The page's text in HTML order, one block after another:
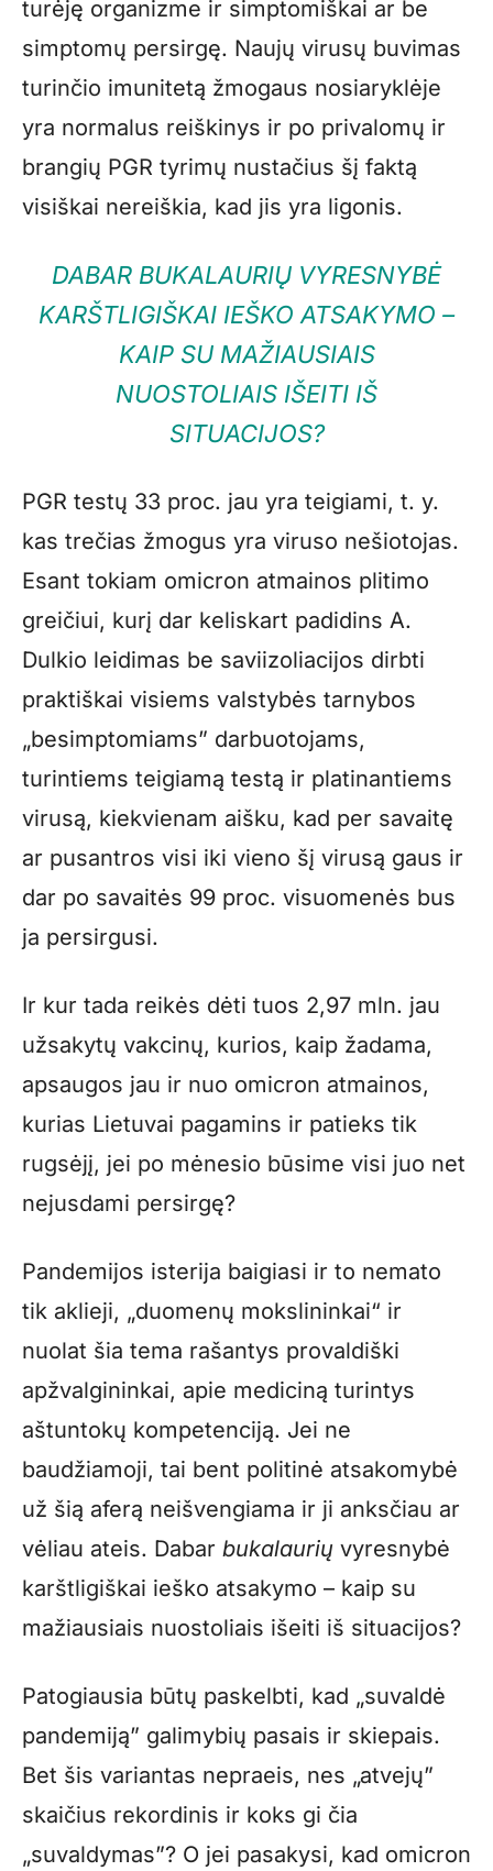
turėję organizme ir simptomiškai ar be
simptomų persirgę. Naujų virusų buvimas
turinčio imunitetą žmogaus nosiaryklėje
yra normalus reiškinys ir po privalomų ir
brangių PGR tyrimų nustačius šį faktą
visiškai nereiškia, kad jis yra ligonis.
DABAR BUKALAURIŲ VYRESNYBĖ
KARŠTLIGIŠKAI IEŠKO ATSAKYMO –
KAIP SU MAŽIAUSIAIS
NUOSTOLIAIS IŠEITI IŠ
SITUACIJOS?
PGR testų 33 proc. jau yra teigiami, t. y.
kas trečias žmogus yra viruso nešiotojas.
Esant tokiam omicron atmainos plitimo
greičiui, kurį dar keliskart padidins A.
Dulkio leidimas be saviizoliacijos dirbti
praktiškai visiems valstybės tarnybos
„besimptomiams” darbuotojams,
turintiems teigiamą testą ir platinantiems
virusą, kiekvienam aišku, kad per savaitę
ar pusantros visi iki vieno šį virusą gaus ir
dar po savaitės 99 proc. visuomenės bus
ja persirgusi.
Ir kur tada reikės dėti tuos 2,97 mln. jau
užsakytų vakcinų, kurios, kaip žadama,
apsaugos jau ir nuo omicron atmainos,
kurias Lietuvai pagamins ir patieks tik
rugsėjį, jei po mėnesio būsime visi juo net
nejusdami persirgę?
Pandemijos isterija baigiasi ir to nemato
tik aklieji, „duomenų mokslininkai“ ir
nuolat šia tema rašantys provaldiški
apžvalgininkai, apie mediciną turintys
aštuntokų kompetenciją. Jei ne
baudžiamoji, tai bent politinė atsakomybė
už šią aferą neišvengiama ir ji anksčiau ar
vėliau ateis. Dabar bukalaurių vyresnybė
karštligiškai ieško atsakymo – kaip su
mažiausiais nuostoliais išeiti iš situacijos?
Patogiausia būtų paskelbti, kad „suvaldė
pandemiją” galimybių pasais ir skiepais.
Bet šis variantas nepraeis, nes „atvejų”
skaičius rekordinis ir koks gi čia
„suvaldymas”? O jei pasakysi, kad omicron